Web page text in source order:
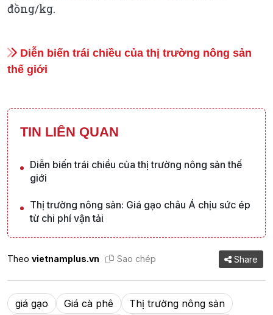
đồng/kg.
Diễn biến trái chiều của thị trường nông sản
thế giới
TIN LIÊN QUAN
Diễn biến trái chiều của thị trường nông sản thế
giới
Thị trường nông sản: Giá gạo châu Á chịu sức ép
từ chi phí vận tải
Theo vietnamplus.vn Sao chép Share
giá gạo Giá cà phê
Thị trường nông sản